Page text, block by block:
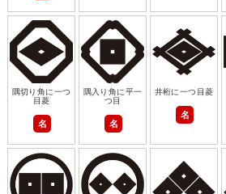
隅切り角に一つ
目菱
名
隅入り角に平一
つ目
名
井桁に一つ目菱
名